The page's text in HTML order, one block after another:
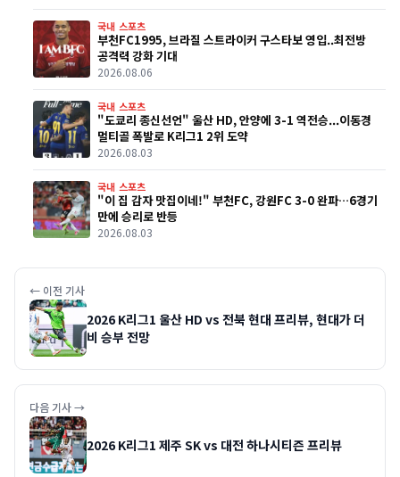
국내 스포츠
부천FC1995, 브라질 스트라이커 구스타보 영입..최전방
공격력 강화 기대
2026.08.06
국내 스포츠
"도쿄리 종신선언" 울산 HD, 안양에 3-1 역전승...이동경
멀티골 폭발로 K리그1 2위 도약
2026.08.03
국내 스포츠
"이 집 감자 맛집이네!" 부천FC, 강원FC 3-0 완파…6경기
만에 승리로 반등
2026.08.03
← 이전 기사
2026 K리그1 울산 HD vs 전북 현대 프리뷰, 현대가 더
비 승부 전망
다음 기사 →
2026 K리그1 제주 SK vs 대전 하나시티즌 프리뷰